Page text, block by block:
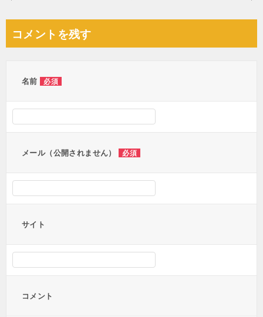
ビ
コメントを残す
名前 必須
メール（公開されません） 必須
サイト
コメント